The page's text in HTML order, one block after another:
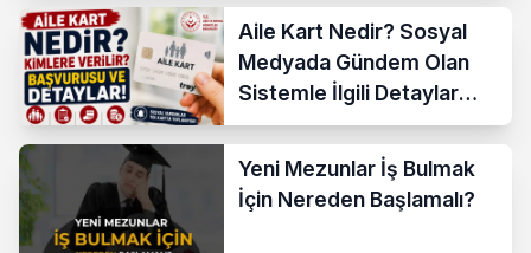
Aile Kart Nedir? Sosyal
Medyada Gündem Olan
Sistemle İlgili Detaylar
Araştırılıyor
Yeni Mezunlar İş Bulmak
İçin Nereden Başlamalı?